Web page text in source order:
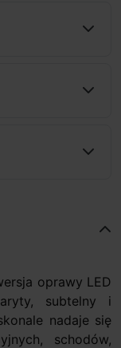
oprawy LED
subtelny i
nadaje się
schodów,